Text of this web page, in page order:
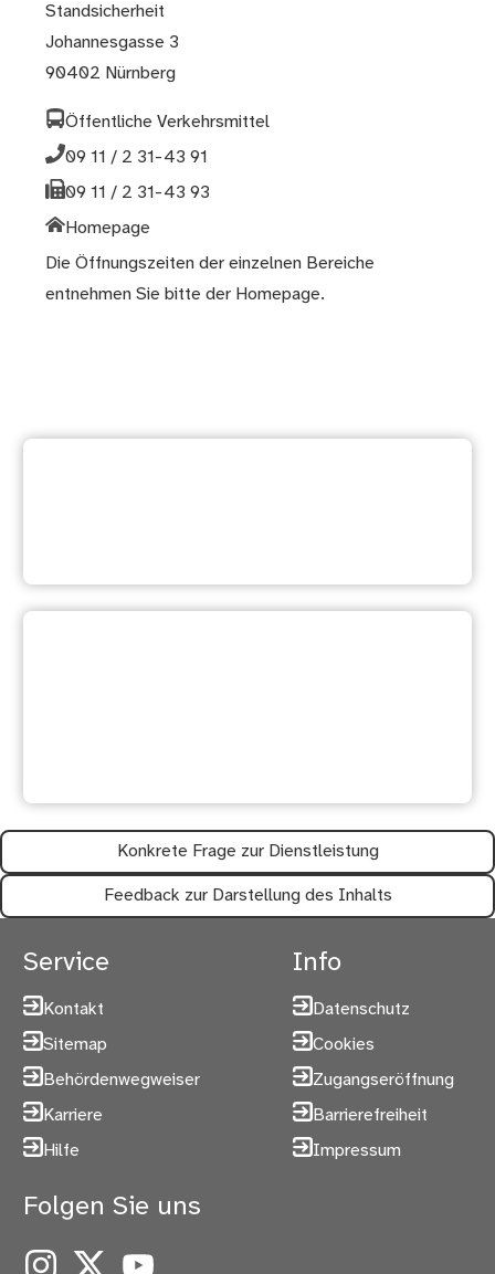
Standsicherheit
Johannesgasse 3
90402 Nürnberg
Öffentliche Verkehrsmittel
09 11 / 2 31-43 91
09 11 / 2 31-43 93
Homepage
Die Öffnungszeiten der einzelnen Bereiche
entnehmen Sie bitte der Homepage.
Konkrete Frage zur Dienstleistung
Feedback zur Darstellung des Inhalts
Service
Kontakt
Sitemap
Behördenwegweiser
Karriere
Hilfe
Info
Datenschutz
Cookies
Zugangseröffnung
Barrierefreiheit
Impressum
Folgen Sie uns
Instagram
X YouTube